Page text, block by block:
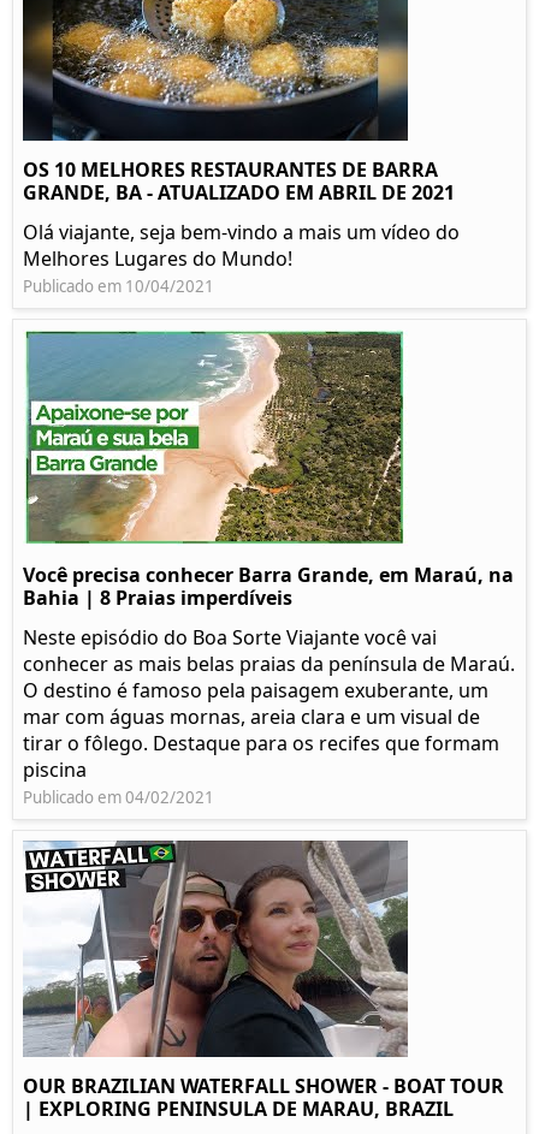
OS 10 MELHORES RESTAURANTES DE BARRA
GRANDE, BA - ATUALIZADO EM ABRIL DE 2021
Olá viajante, seja bem-vindo a mais um vídeo do
Melhores Lugares do Mundo!
Publicado em 10/04/2021
Você precisa conhecer Barra Grande, em Maraú, na
Bahia | 8 Praias imperdíveis
Neste episódio do Boa Sorte Viajante você vai
conhecer as mais belas praias da península de Maraú.
O destino é famoso pela paisagem exuberante, um
mar com águas mornas, areia clara e um visual de
tirar o fôlego. Destaque para os recifes que formam
piscina
Publicado em 04/02/2021
OUR BRAZILIAN WATERFALL SHOWER - BOAT TOUR
| EXPLORING PENINSULA DE MARAU, BRAZIL